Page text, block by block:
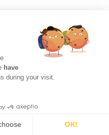
have
during your visit.
OK!
Brasileiro